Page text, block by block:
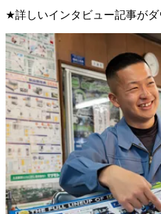
★詳しいインタビュー記事が